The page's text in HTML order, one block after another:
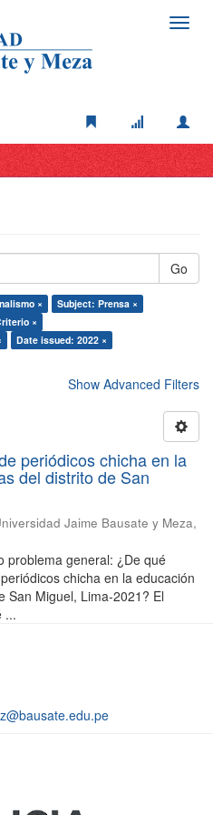
Go
×
Subject: Prensa ×
×
Date issued: 2022 ×
Show Advanced Filters
periódicos chicha en la
del distrito de San
Jaime Bausate y Meza,
problema general: ¿De qué
chicha en la educación
San Miguel, Lima-2021? El
...